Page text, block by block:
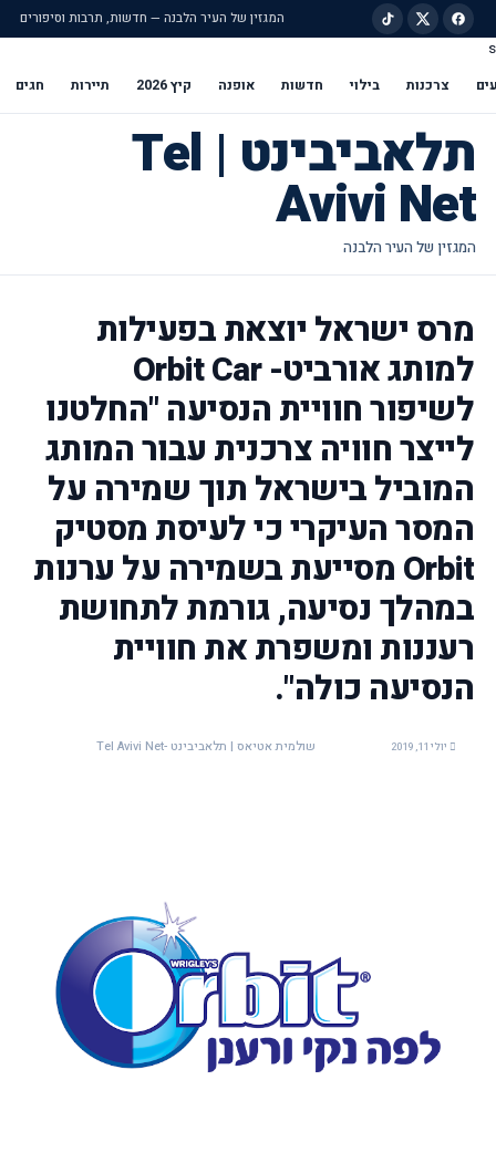
המגזין של העיר הלבנה — חדשות, תרבות וסיפורים
s
צרכנות בילוי חדשות אופנה קיץ 2026 תיירות חגים
תלאביבינט | Tel
Avivi Net
מרס ישראל יוצאת בפעילות
למותג אורביט- Orbit Car
לשיפור חוויית הנסיעה "החלטנו
לייצר חוויה צרכנית עבור המותג
המוביל בישראל תוך שמירה על
המסר העיקרי כי לעיסת מסטיק
Orbit מסייעת בשמירה על ערנות
במהלך נסיעה, גורמת לתחושת
רעננות ומשפרת את חוויית
הנסיעה כולה".
יולי 11, 2019 שולמית אטיאס | תלאביבינט -Tel Avivi Net